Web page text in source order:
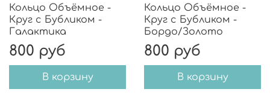
Кольцо Объёмное -
Круг с Бубликом -
Галактика
800 руб
В корзину
Кольцо Объёмное -
Круг с Бубликом -
Бордо/Золото
800 руб
В корзину